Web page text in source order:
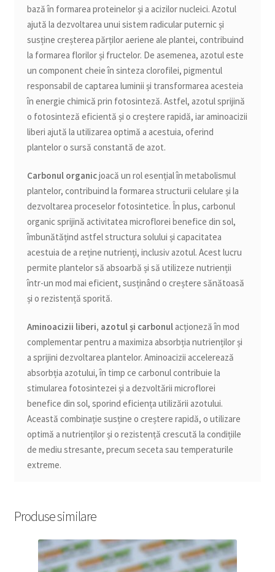
bază în formarea proteinelor și a acizilor nucleici. Azotul
ajută la dezvoltarea unui sistem radicular puternic și
susține creșterea părților aeriene ale plantei, contribuind
la formarea florilor și fructelor. De asemenea, azotul este
un component cheie în sinteza clorofilei, pigmentul
responsabil de captarea luminii și transformarea acesteia
în energie chimică prin fotosinteză. Astfel, azotul sprijină
o fotosinteză eficientă și o creștere rapidă, iar aminoacizii
liberi ajută la utilizarea optimă a acestuia, oferind
plantelor o sursă constantă de azot.
Carbonul organicjoacă un rol esențial în metabolismul
plantelor, contribuind la formarea structurii celulare și la
dezvoltarea proceselor fotosintetice. În plus, carbonul
organic sprijină activitatea microflorei benefice din sol,
îmbunătățind astfel structura solului și capacitatea
acestuia de a reține nutrienți, inclusiv azotul. Acest lucru
permite plantelor să absoarbă și să utilizeze nutrienții
într-un mod mai eficient, susținând o creștere sănătoasă
și o rezistență sporită.
Aminoacizii liberi, azotul și carbonulacționeză în mod
complementar pentru a maximiza absorbția nutrienților și
a sprijini dezvoltarea plantelor. Aminoacizii accelerează
absorbția azotului, în timp ce carbonul contribuie la
stimularea fotosintezei și a dezvoltării microflorei
benefice din sol, sporind eficiența utilizării azotului.
Această combinație susține o creștere rapidă, o utilizare
optimă a nutrienților și o rezistență crescută la condițiile
de mediu stresante, precum seceta sau temperaturile
extreme.
Produse similare